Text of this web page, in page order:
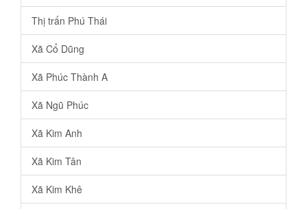
Thị trấn Phú Thái
Xã Cổ Dũng
Xã Phúc Thành A
Xã Ngũ Phúc
Xã Kim Anh
Xã Kim Tân
Xã Kim Khê